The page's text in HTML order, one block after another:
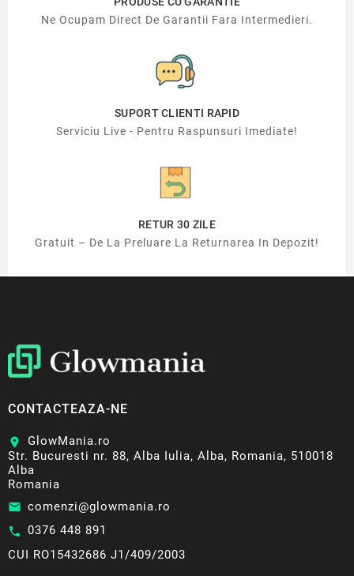
Ne Ocupam Direct De Garantii Fara Intermedieri.
SUPORT CLIENTI RAPID
Serviciu Live - Pentru Raspunsuri Imediate!
RETUR 30 ZILE
Gratuit – De La Preluare La Returnarea In Depozit!
CONTACTEAZA-NE
location_on
GlowMania.ro
Str. Bucuresti nr. 88, Alba Iulia, Alba, Romania, 510018
Alba
Romania
email comenzi@glowmania.ro
call 0376 448 891
CUI RO15432686 J1/409/2003